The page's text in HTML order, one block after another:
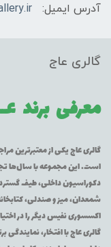
آدرس ایمیل:
گالری عاج
معرفی برند
گالری عاج یکی از معتبرترین
است. این مجموعه با سال‌ها
دکوراسیون داخلی، طیف
شمعدان، میز و صندلی،
اکسسوری نفیس دیگر را در
گالری عاج با افتخار،